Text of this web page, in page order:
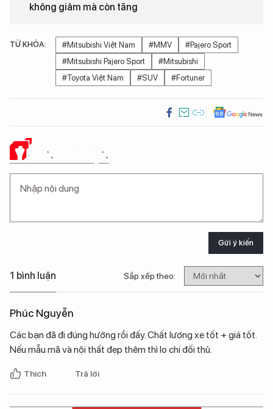
không giảm mà còn tăng
TỪ KHÓA: #Mitsubishi Việt Nam #MMV
#Pajero Sport
#Mitsubishi Pajero Sport
#Mitsubishi
#Toyota Việt Nam
#SUV #Fortuner
Ý KIẾN CỦA BẠN
Gửi ý kiến
1 bình luận Sắp xếp theo:
Phúc Nguyễn
Các bạn đã đi đúng hướng rồi đấy. Chất lượng xe tốt + giá tốt.
Nếu mẫu mã và nội thất đẹp thêm thì lo chi đối thủ.
Thích Trả lời